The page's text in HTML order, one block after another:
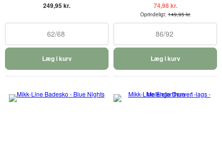
249,95 kr.
62/68
Læg i kurv
74,98 kr.
Oprindeligt:149,95 kr.
86/92
Læg i kurv